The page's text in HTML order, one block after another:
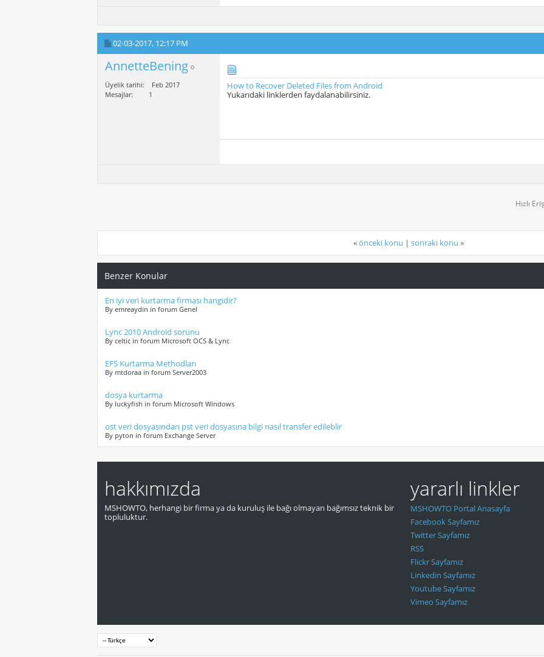
02-03-2017, 12:17 PM
AnnetteBening
Üyelik tarihi
Feb 2017
Mesajlar
1
How to Recover Deleted Files from Android
Yukarıdaki linklerden faydalanabilirsiniz.
Hızlı
«önceki konu | sonraki konu »
Benzer Konular
En iyi veri kurtarma firması hangidir?
By emreaydin in forum Genel
Lync 2010 Android sorunu
By celtic in forum Microsoft OCS & Lync
EFS Kurtarma Methodları
By mtdoraa in forum Server2003
dosya kurtarma
By luckyfish in forum Microsoft Windows
ost veri dosyasından pst veri dosyasına bilgi nasıl transfer edileblir
By pyton in forum Exchange Server
hakkımızda
MSHOWTO, herhangi bir firma ya da kuruluş ile bağı olmayan bağımsız teknik bir
topluluktur.
yararlı linkler
MSHOWTO Portal Anasayfa
Facebook Sayfamız
Twitter Sayfamız
RSS
Flickr Sayfamız
Linkedin Sayfamız
Youtube Sayfamız
Vimeo Sayfamız